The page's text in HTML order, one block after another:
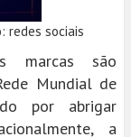
redes sociais
marcas são
Mundial de
por abrigar
a